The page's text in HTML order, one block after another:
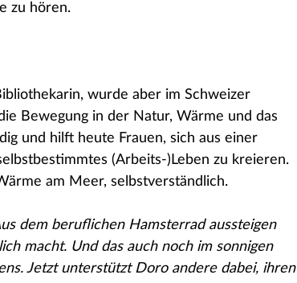
zu hören.
wurde aber im Schweizer
Bewegung in der Natur, Wärme und das
und hilft heute Frauen, sich aus einer
(Arbeits-)Leben zu kreieren.
am Meer, selbstverständlich.
dem beruflichen Hamsterrad aussteigen
macht. Und das auch noch im sonnigen
Jetzt unterstützt Doro andere dabei, ihren